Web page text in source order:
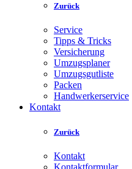
Zurück
Service
Tipps & Tricks
Versicherung
Umzugsplaner
Umzugsgutliste
Packen
Handwerkerservice
Kontakt
Zurück
Kontakt